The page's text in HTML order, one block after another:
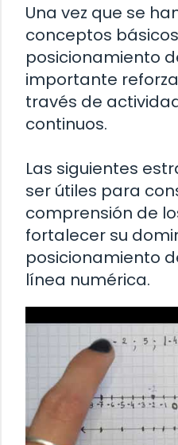
Una vez que se
conceptos
posicionamiento
importante
través de
continuos.
Las siguientes
ser útiles para
comprensión de
fortalecer su
posicionamiento
línea numérica.